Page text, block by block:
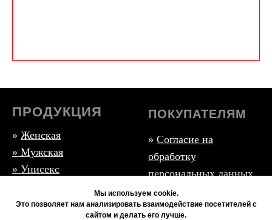
ПРОДУКЦИЯ
» Женская
» Мужская
» Унисекс
ПОКУПАТЕЛЯМ
» Согласие на
обработку
персональных данных
»Политика
конфиденциальности
Мы используем cookie.
Это позволяет нам анализировать взаимодействие посетителей с
сайтом и делать его лучше.